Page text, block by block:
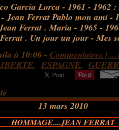
Garcia Lorca - 1961 - 1962
Jean Ferrat Pablo mon ami -
Ferrat . Maria - 1965 -
Ferrat . Un jour un jour - Mes
à 10:06 - Commentaires […
, ESPAGNE,
13 mars 2010
HOMMAGE....JEAN FERRAT